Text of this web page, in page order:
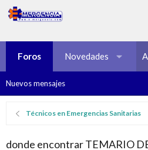
Foros Novedades
Nuevos mensajes
Técnicos en Emergencias Sanitarias
donde encontrar TEMARIO